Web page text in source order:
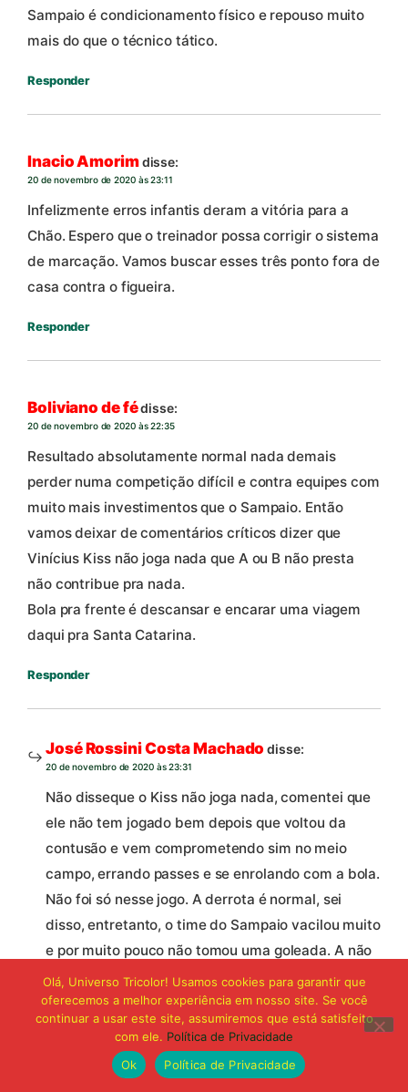
Sampaio é condicionamento físico e repouso muito
mais do que o técnico tático.
Responder
Inacio Amorimdisse:
20 de novembro de 2020 às 23:11
Infelizmente erros infantis deram a vitória para a
Chão. Espero que o treinador possa corrigir o sistema
de marcação. Vamos buscar esses três ponto fora de
casa contra o figueira.
Responder
Boliviano de fédisse:
20 de novembro de 2020 às 22:35
Resultado absolutamente normal nada demais
perder numa competição difícil e contra equipes com
muito mais investimentos que o Sampaio. Então
vamos deixar de comentários críticos dizer que
Vinícius Kiss não joga nada que A ou B não presta
não contribue pra nada.
Bola pra frente é descansar e encarar uma viagem
daqui pra Santa Catarina.
Responder
José Rossini Costa Machado disse:
20 de novembro de 2020 às 23:31
Não disseque o Kiss não joga nada, comentei que
ele não tem jogado bem depois que voltou da
contusão e vem comprometendo sim no meio
campo, errando passes e se enrolando com a bola.
Não foi só nesse jogo. A derrota é normal, sei
disso, entretanto, o time do Sampaio vacilou muito
e por muito pouco não tomou uma goleada. A não
ser que o jogo que voce assistiu foi outro. Sampaio
no segundo tempo errou muito, cedeu espaço
para o time adversário e foi completamente
envolvido.
Vou repetir: o Sampaio vem fazendo uma bela
Olá, Universo Tricolor! Usamos cookies para garantir que
oferecemos a melhor experiência em nosso site. Se você
continuar a usar este site, assumiremos que está satisfeito
com ele. Política de Privacidade
Ok
Política de Privacidade